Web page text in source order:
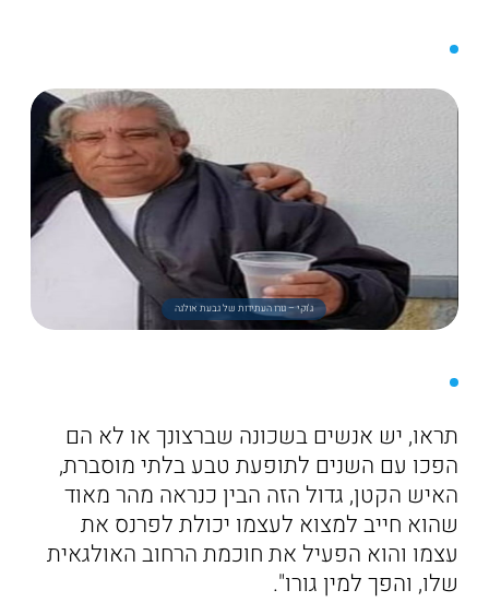
ג'וקי – גורו העתידות של גבעת אולגה
תראו, יש אנשים בשכונה שברצונך או לא הם
הפכו עם השנים לתופעת טבע בלתי מוסברת,
האיש הקטן, גדול הזה הבין כנראה מהר מאוד
שהוא חייב למצוא לעצמו יכולת לפרנס את
עצמו והוא הפעיל את חוכמת הרחוב האולגאית
שלו, והפך למין גורו".